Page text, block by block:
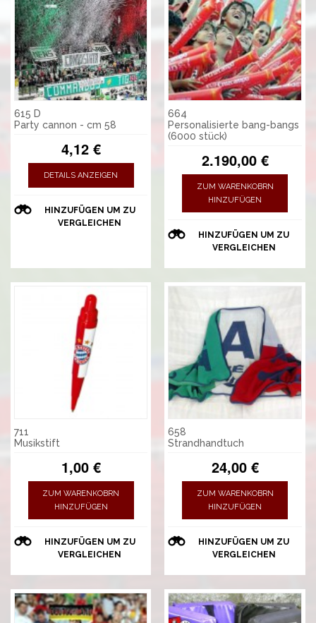
615 D
Party cannon - cm 58
4,12 €
DETAILS ANZEIGEN
HINZUFÜGEN UM ZU
VERGLEICHEN
664
Personalisierte bang-bangs
(6000 stück)
2.190,00 €
ZUM WARENKOBRN
HINZUFÜGEN
HINZUFÜGEN UM ZU
VERGLEICHEN
711
Musikstift
1,00 €
ZUM WARENKOBRN
HINZUFÜGEN
HINZUFÜGEN UM ZU
VERGLEICHEN
658
Strandhandtuch
24,00 €
ZUM WARENKOBRN
HINZUFÜGEN
HINZUFÜGEN UM ZU
VERGLEICHEN